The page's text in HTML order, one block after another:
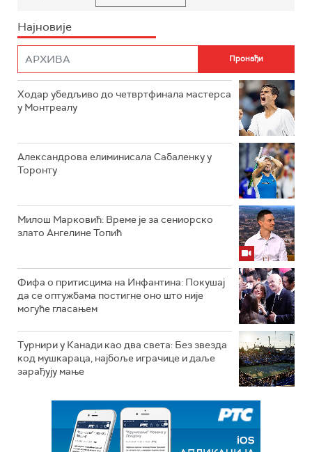
Најновије
Ходар убедљиво до четвртфинала мастерса
у Монтреалу
Александрова елиминисала Сабаленку у
Торонту
Милош Марковић: Време је за сениорско
злато Ангелине Топић
Фифа о притисцима на Инфантина: Покушај
да се оптужбама постигне оно што није
могуће гласањем
Турнири у Канади као два света: Без звезда
код мушкараца, најбоље играчице и даље
зарађују мање